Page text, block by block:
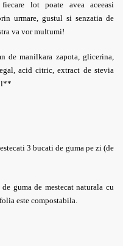
lot poate avea aceeasi
urmare, gustul si senzatia de
va vor multumi!
de manilkara zapota, glicerina,
acid citric, extract de stevia
3 bucati de guma pe zi (de
guma de mestecat naturala cu
este compostabila.